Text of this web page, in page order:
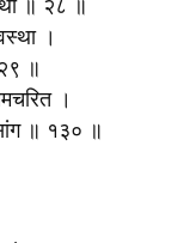
॥ २८ ॥
।
॥
।
॥ १३० ॥